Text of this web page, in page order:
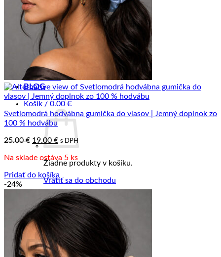
Hodvábne gumičky Limited
Hodvábne vlasové sety Limited
Zimné šále z Merino vlny
Šperky ku šatkám a šálom
DOPREDAJ
ZÁKAZKOVÁ VÝROBA
B2B SPOLUPRÁCA
PREDAJŇA
KONTAKT
BLOG
Košík / 0.00 €
Žiadne produkty v košíku.
Vrátiť sa do obchodu
Pokladňa +
Košík
Svetlomodrá hodvábna gumička do vlasov | Jemný doplnok zo
100 % hodvábu
25.00€ Pôvodná
cena
bola:
25.00 €.
19.00 €Aktuálna
cena
je:
19.00 €.
s DPH
Na sklade ostáva 5 ks
Pridať do košíka
-24%